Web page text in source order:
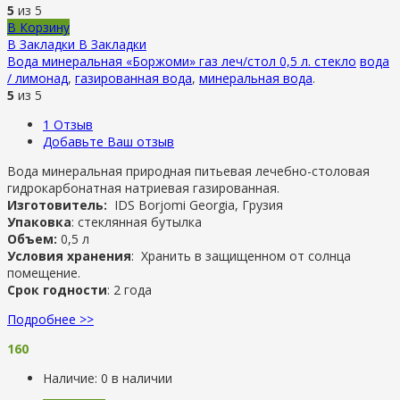
5 из 5
В Корзину
В Закладки В Закладки
Вода минеральная «Боржоми» газ леч/стол 0,5 л. стекло вода
/ лимонад, газированная вода, минеральная вода.
5 из 5
1 Отзыв
Добавьте Ваш отзыв
Вода минеральная природная питьевая лечебно-столовая
гидрокарбонатная натриевая газированная.
Изготовитель: IDS Borjomi Georgia, Грузия
Упаковка: стеклянная бутылка
Объем: 0,5 л
Условия хранения: Хранить в защищенном от солнца
помещение.
Срок годности: 2 года
Подробнее >>
160
Наличие: 0 в наличии